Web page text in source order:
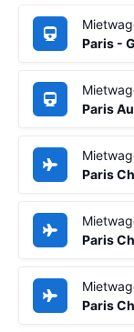
Paris -
Paris
Paris
Paris
Paris